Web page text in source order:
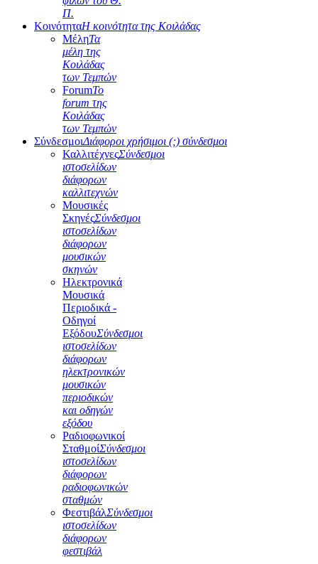
Π.
ΚοινότηταΗ κοινότητα της Κοιλάδας
ΜέληΤα
μέλη της
Κοιλάδας
των Τεμπών
ForumΤο
forum της
Κοιλάδας
των Τεμπών
ΣύνδεσμοιΔιάφοροι χρήσιμοι (;) σύνδεσμοι
ΚαλλιτέχνεςΣύνδεσμοι
ιστοσελίδων
διάφορων
καλλιτεχνών
Μουσικές
ΣκηνέςΣύνδεσμοι
ιστοσελίδων
διάφορων
μουσικών
σκηνών
Ηλεκτρονικά
Μουσικά
Περιοδικά -
Οδηγοί
ΕξόδουΣύνδεσμοι
ιστοσελίδων
διάφορων
ηλεκτρονικών
μουσικών
περιοδικών
και οδηγών
εξόδου
Ραδιοφωνικοί
ΣταθμοίΣύνδεσμοι
ιστοσελίδων
διάφορων
ραδιοφωνικών
σταθμών
ΦεστιβάλΣύνδεσμοι
ιστοσελίδων
διάφορων
φεστιβάλ